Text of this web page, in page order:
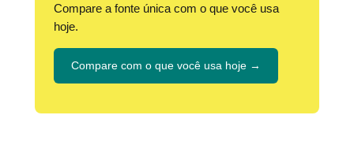
Compare a fonte única com o que você usa
hoje.
Compare com o que você usa hoje →